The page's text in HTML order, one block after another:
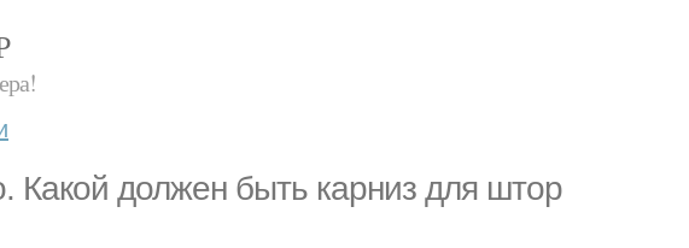
Какой должен быть карниз для штор